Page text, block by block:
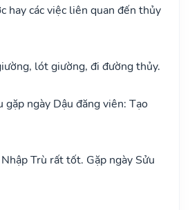
hay các việc liên quan đến thủy
lót giường, đi đường thủy.
gặp ngày Dậu đăng viên: Tạo
Trù rất tốt. Gặp ngày Sửu